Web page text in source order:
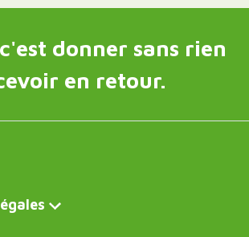
donner sans rien
en retour.